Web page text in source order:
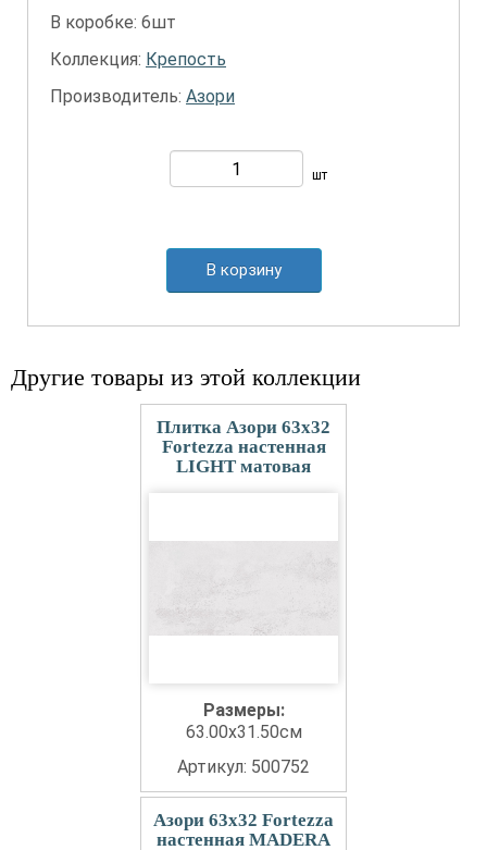
В коробке: 6шт
Коллекция: Крепость
Производитель: Азори
шт
В корзину
Другие товары из этой коллекции
Плитка Азори 63x32
Fortezza настенная
LIGHT матовая
Размеры:
63.00x31.50см
Артикул: 500752
Азори 63x32 Fortezza
настенная MADERA